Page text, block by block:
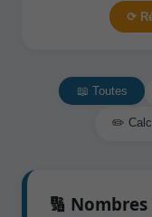
⟳
📖 Toutes
✏️
🔢